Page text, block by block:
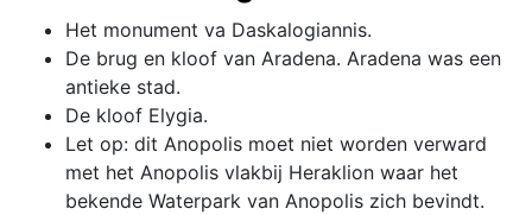
Het monument va Daskalogiannis.
De brug en kloof van Aradena. Aradena was een
antieke stad.
De kloof Elygia.
Let op: dit Anopolis moet niet worden verward
met het Anopolis vlakbij Heraklion waar het
bekende Waterpark van Anopolis zich bevindt.